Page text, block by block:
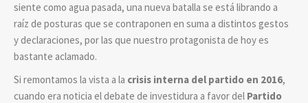
siente como agua pasada, una nueva batalla se está librando a
raíz de posturas que se contraponen en suma a distintos gestos
y declaraciones, por las que nuestro protagonista de hoy es
bastante aclamado.
Si remontamos la vista a la crisis interna del partido en 2016,
cuando era noticia el debate de investidura a favor del Partido